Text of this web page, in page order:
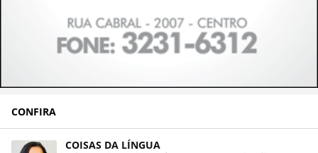
CONFIRA
COISAS DA LÍNGUA